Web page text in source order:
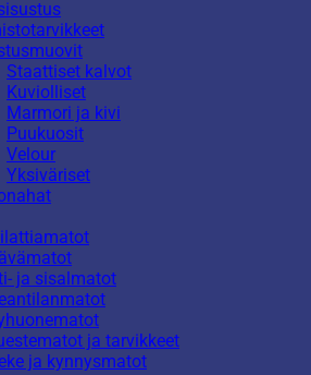
Staattiset kalvot
Kuviolliset
Marmori ja kivi
Puukuosit
Velour
Yksiväriset
ja sisalmatot
ja tarvikkeet
ja kynnysmatot